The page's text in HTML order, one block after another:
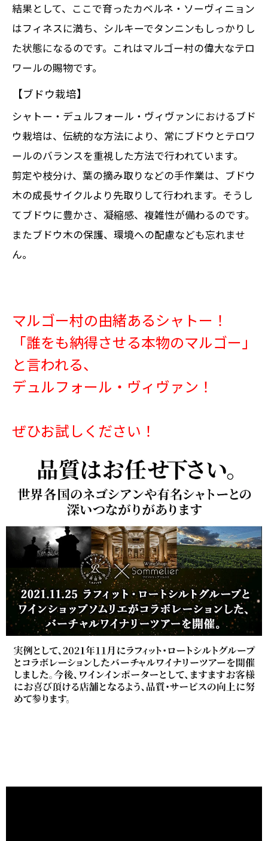
結果として、ここで育ったカベルネ・ソーヴィニョン
はフィネスに満ち、シルキーでタンニンもしっかりし
た状態になるのです。これはマルゴー村の偉大なテロ
ワールの賜物です。
【ブドウ栽培】
シャトー・デュルフォール・ヴィヴァンにおけるブド
ウ栽培は、伝統的な方法により、常にブドウとテロワ
ールのバランスを重視した方法で行われています。
剪定や枝分け、葉の摘み取りなどの手作業は、ブドウ
木の成長サイクルより先取りして行われます。そうし
てブドウに豊かさ、凝縮感、複雑性が備わるのです。
またブドウ木の保護、環境への配慮なども忘れませ
ん。
マルゴー村の由緒あるシャトー！
「誰をも納得させる本物のマルゴー」
と言われる、
デュルフォール・ヴィヴァン！
ぜひお試しください！